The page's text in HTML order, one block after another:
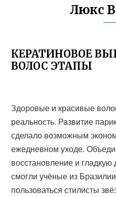
Люкс
КЕРАТИНОВОЕ
ВОЛОС ЭТАПЫ
Здоровые и красивые
реальность. Развитие
сделало возможным
ежедневном уходе.
восстановление и
смогли учёные из
пользоваться стилисты